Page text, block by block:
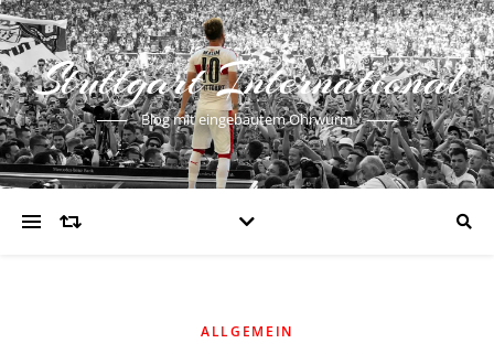
Stuttgart International
Blog mit eingebautem Ohrwurm
ALLGEMEIN